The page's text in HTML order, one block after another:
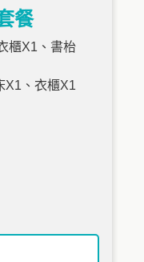
餐
櫃X1、書枱
X1、衣櫃X1